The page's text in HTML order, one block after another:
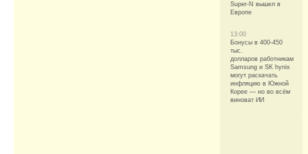
Super-N вышел в
Европе
13:00
Бонусы в 400-450
тыс.
долларов работникам
Samsung и SK hynix
могут раскачать
инфляцию в Южной
Корее — но во всём
виноват ИИ